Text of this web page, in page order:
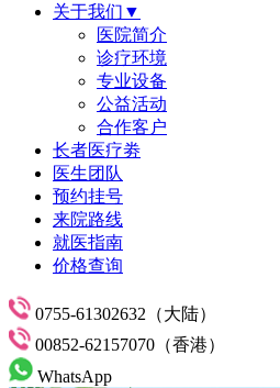
关于我们▼
医院简介
诊疗环境
专业设备
公益活动
合作客户
长者医疗劵
医生团队
预约挂号
来院路线
就医指南
价格查询
0755-61302632（大陆）
00852-62157070（香港）
WhatsApp